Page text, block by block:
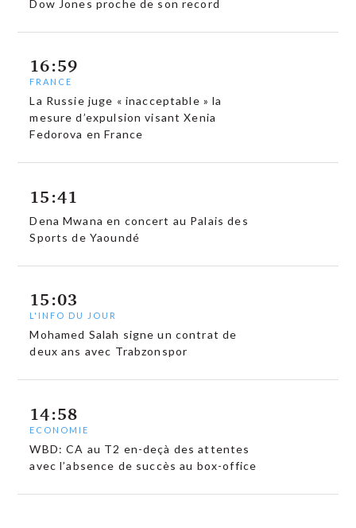
Dow Jones proche de son record
16:59
FRANCE
La Russie juge « inacceptable » la
mesure d’expulsion visant Xenia
Fedorova en France
15:41
Dena Mwana en concert au Palais des
Sports de Yaoundé
15:03
L'INFO DU JOUR
Mohamed Salah signe un contrat de
deux ans avec Trabzonspor
14:58
ECONOMIE
WBD: CA au T2 en-deçà des attentes
avec l’absence de succès au box-office